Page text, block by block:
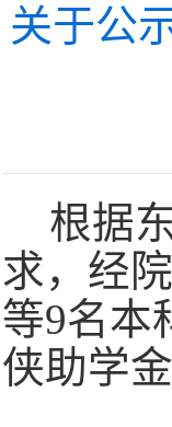
关于公
根据
求，经 院
等9名本
侠助学金